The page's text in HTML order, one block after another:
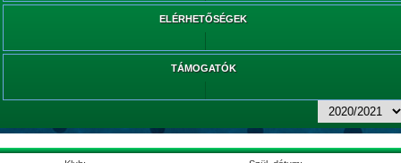
ELÉRHETŐSÉGEK
TÁMOGATÓK